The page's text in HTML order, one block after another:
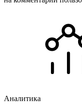
Аналитика